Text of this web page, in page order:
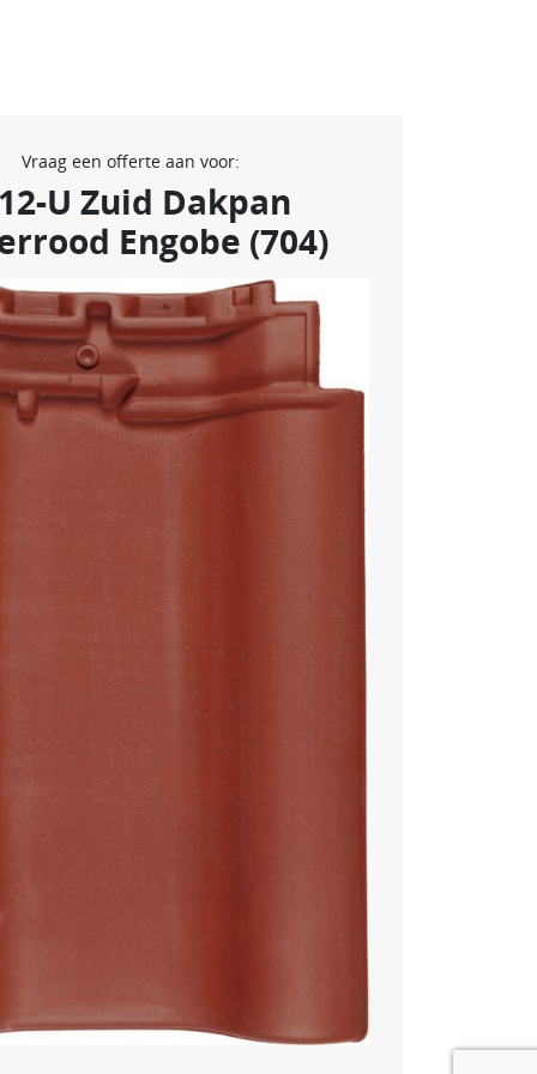
Vraag een offerte aan voor:
U Zuid Dakpan
Engobe (704)